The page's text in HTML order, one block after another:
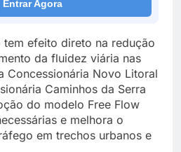
Entrar Agora
tem efeito direto na redução
da fluidez viária nas
Concessionária Novo Litoral
Caminhos da Serra
do modelo Free Flow
e melhora o
em trechos urbanos e